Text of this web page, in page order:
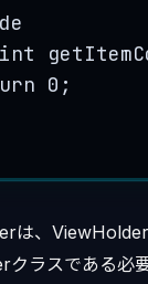
int
0 ;
は、
ラスである必